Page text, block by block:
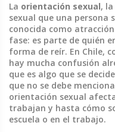
La orientación sexual,
sexual que una persona
conocida como
fase: es parte de quién
forma de reír. En Chile,
hay mucha confusión
que es algo que se
que no se debe
orientación sexual
trabajan y hasta cómo
escuela o en el trabajo.